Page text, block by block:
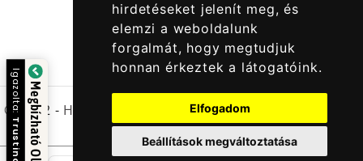
hirdetéseket jelenít meg, és
elemzi a weboldalunk
forgalmát, hogy megtudjuk
honnan érkeztek a látogatóink.
Elfogadom
Beállítások megváltoztatása
© 2022 - Halcatraz Kft.
Megbízható Oldal
Igazolta:
Trustindex